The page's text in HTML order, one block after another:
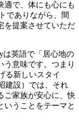
適で、体にも心にも
でありながら、間
を提案させていただ
は英語で「居心地の
う意味です。つまり
る新しいスタイ
建設）では、それ
ご家族が安心に、快
いうことをテーマと